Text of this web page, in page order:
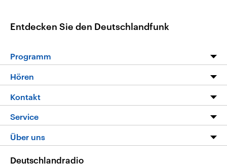
Entdecken Sie den Deutschlandfunk
Programm
Die Nachrichten
Nachrichtenleicht
Neue Beiträge auf dlf.de
Hören
Livestream
Podcasts
Deutschlandfunk App
Nachrichten App
Kontakt
Hörerservice
Service
FAQ
Über uns
Deutschlandradio